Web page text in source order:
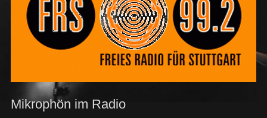
Mikrophön im Radio